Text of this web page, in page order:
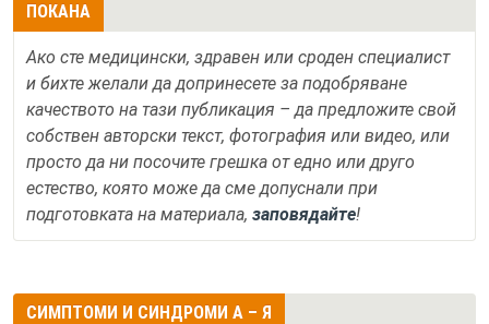
ПОКАНА
Ако сте медицински, здравен или сроден специалист
и бихте желали да допринесете за подобряване
качеството на тази публикация – да предложите свой
собствен авторски текст, фотография или видео, или
просто да ни посочите грешка от едно или друго
естество, която може да сме допуснали при
подготовката на материала, заповядайте!
СИМПТОМИ И СИНДРОМИ А – Я